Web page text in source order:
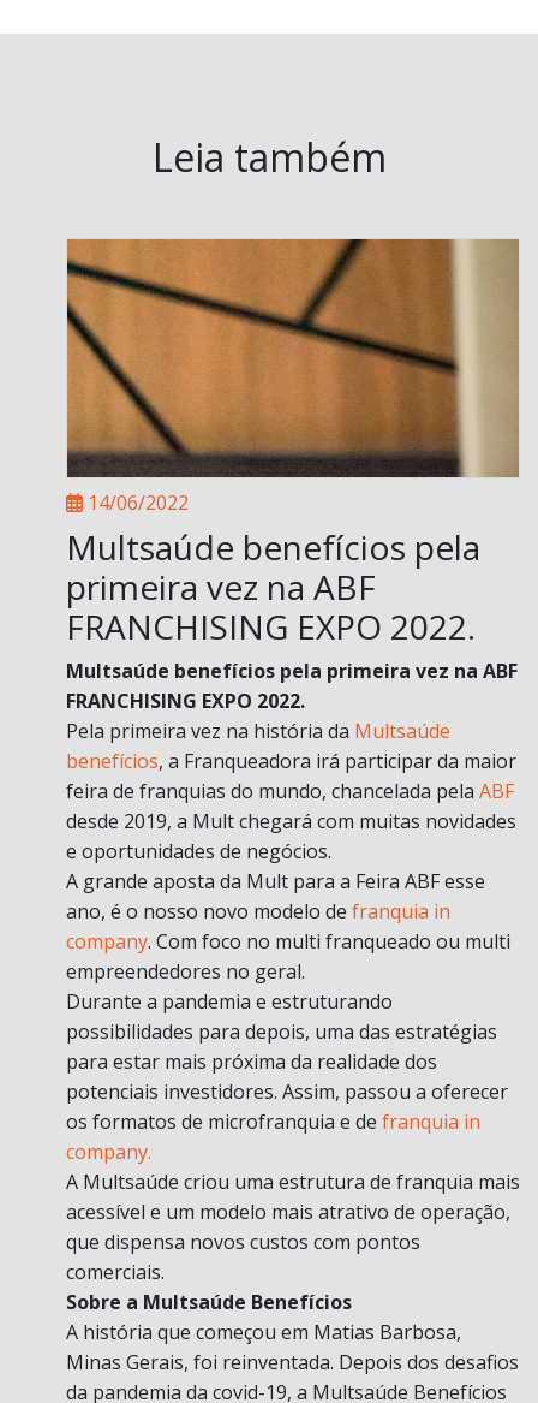
Leia também
14/06/2022
Multsaúde benefícios pela
primeira vez na ABF
FRANCHISING EXPO 2022.
Multsaúde benefícios pela primeira vez na ABF
FRANCHISING EXPO 2022.
Pela primeira vez na história da Multsaúde
benefícios, a Franqueadora irá participar da maior
feira de franquias do mundo, chancelada pela ABF
desde 2019, a Mult chegará com muitas novidades
e oportunidades de negócios.
A grande aposta da Mult para a Feira ABF esse
ano, é o nosso novo modelo de franquia in
company. Com foco no multi franqueado ou multi
empreendedores no geral.
Durante a pandemia e estruturando
possibilidades para depois, uma das estratégias
para estar mais próxima da realidade dos
potenciais investidores. Assim, passou a oferecer
os formatos de microfranquia e de franquia in
company.
A Multsaúde criou uma estrutura de franquia mais
acessível e um modelo mais atrativo de operação,
que dispensa novos custos com pontos
comerciais.
Sobre a Multsaúde Benefícios
A história que começou em Matias Barbosa,
Minas Gerais, foi reinventada. Depois dos desafios
da pandemia da covid-19, a Multsaúde Benefícios